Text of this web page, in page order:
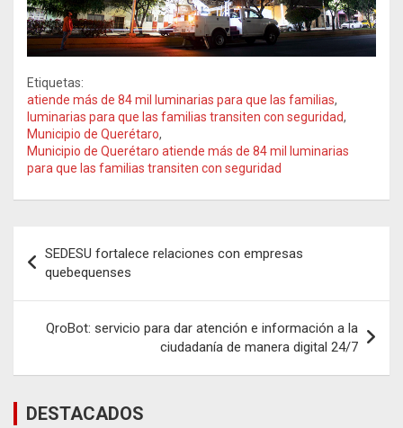
Etiquetas:
atiende más de 84 mil luminarias para que las familias,
luminarias para que las familias transiten con seguridad,
Municipio de Querétaro,
Municipio de Querétaro atiende más de 84 mil luminarias
para que las familias transiten con seguridad
de
entradas
SEDESU fortalece relaciones con empresas
quebequenses
QroBot: servicio para dar atención e información a la
ciudadanía de manera digital 24/7
DESTACADOS